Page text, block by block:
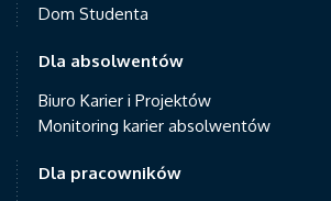
Dom Studenta
Dla absolwentów
Biuro Karier i Projektów
Monitoring karier absolwentów
Dla pracowników